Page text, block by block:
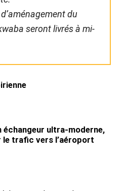
du
seront livrés à mi-
échangeur ultra-moderne,
trafic vers l’aéroport